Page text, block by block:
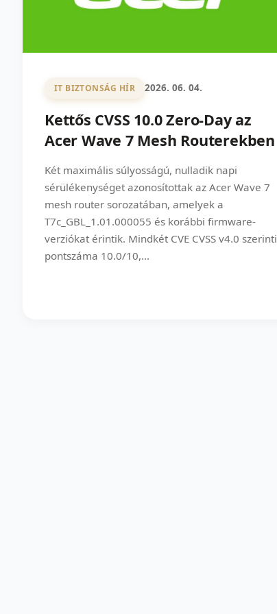
IT BIZTONSÁG HÍR 2026. 06. 04.
Kettős CVSS 10.0 Zero-Day az
Acer Wave 7 Mesh Routerekben
Két maximális súlyosságú, nulladik napi
sérülékenységet azonosítottak az Acer Wave 7
mesh router sorozatában, amelyek a
T7c_GBL_1.01.000055 és korábbi firmware-
verziókat érintik. Mindkét CVE CVSS v4.0 szerinti
pontszáma 10.0/10,...